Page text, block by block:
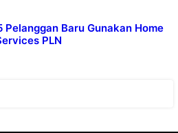
Pelanggan Baru Gunakan Home
PLN